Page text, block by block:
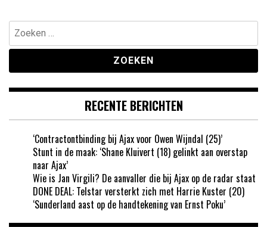
Zoeken
naar:
RECENTE BERICHTEN
‘Contractontbinding bij Ajax voor Owen Wijndal (25)’
Stunt in de maak: ‘Shane Kluivert (18) gelinkt aan overstap
naar Ajax’
Wie is Jan Virgili? De aanvaller die bij Ajax op de radar staat
DONE DEAL: Telstar versterkt zich met Harrie Kuster (20)
‘Sunderland aast op de handtekening van Ernst Poku’